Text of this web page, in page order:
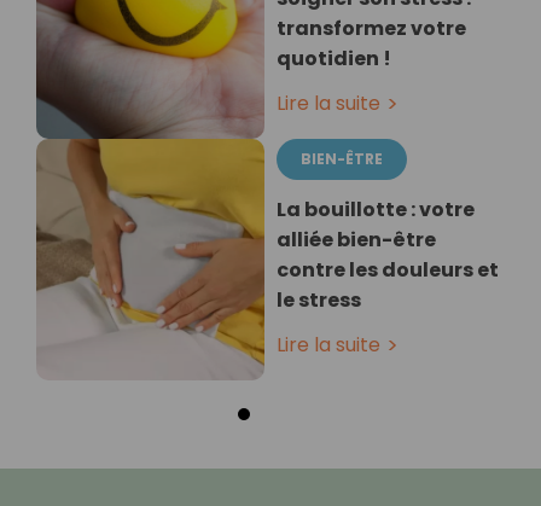
transformez votre
quotidien !
Lire la suite
BIEN-ÊTRE
La bouillotte : votre
alliée bien-être
contre les douleurs et
le stress
Lire la suite